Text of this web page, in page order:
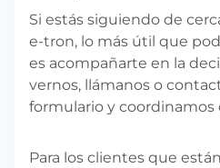
Si estás siguiendo de
e-tron, lo más útil que
es acompañarte en la
vernos, llámanos o
formulario y
Para los clientes que